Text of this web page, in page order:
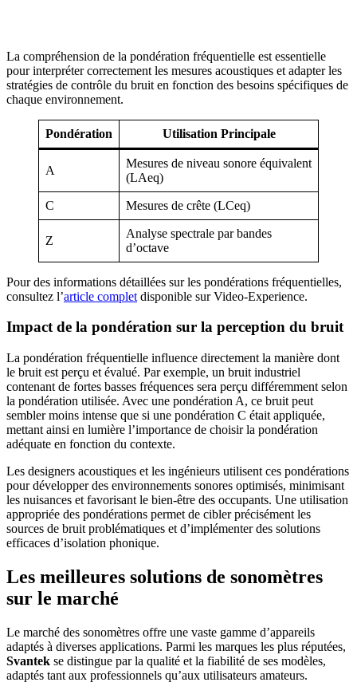
La compréhension de la pondération fréquentielle est essentielle
pour interpréter correctement les mesures acoustiques et adapter les
stratégies de contrôle du bruit en fonction des besoins spécifiques de
chaque environnement.
Pondération Utilisation Principale
A
Mesures de niveau sonore équivalent
(LAeq)
C Mesures de crête (LCeq)
Z
Analyse spectrale par bandes
d’octave
Pour des informations détaillées sur les pondérations fréquentielles,
consultez l’article complet disponible sur Video-Experience.
Impact de la pondération sur la perception du bruit
La pondération fréquentielle influence directement la manière dont
le bruit est perçu et évalué. Par exemple, un bruit industriel
contenant de fortes basses fréquences sera perçu différemment selon
la pondération utilisée. Avec une pondération A, ce bruit peut
sembler moins intense que si une pondération C était appliquée,
mettant ainsi en lumière l’importance de choisir la pondération
adéquate en fonction du contexte.
Les designers acoustiques et les ingénieurs utilisent ces pondérations
pour développer des environnements sonores optimisés, minimisant
les nuisances et favorisant le bien-être des occupants. Une utilisation
appropriée des pondérations permet de cibler précisément les
sources de bruit problématiques et d’implémenter des solutions
efficaces d’isolation phonique.
Les meilleures solutions de sonomètres
sur le marché
Le marché des sonomètres offre une vaste gamme d’appareils
adaptés à diverses applications. Parmi les marques les plus réputées,
Svantek se distingue par la qualité et la fiabilité de ses modèles,
adaptés tant aux professionnels qu’aux utilisateurs amateurs.